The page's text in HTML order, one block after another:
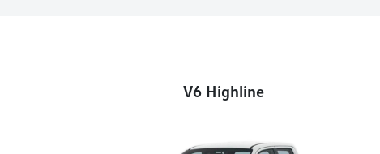
V6 Highline